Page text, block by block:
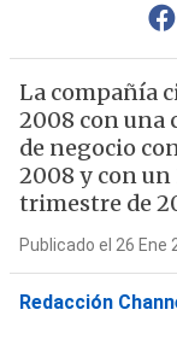
La compañía
2008 con una
de negocio
2008 y con
trimestre de
Publicado el 26 Ene
Redacción